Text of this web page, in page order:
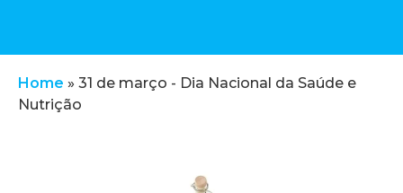
Home » 31 de março - Dia Nacional da Saúde e
Nutrição